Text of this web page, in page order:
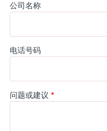
公司名称
电话号码
问题或建议